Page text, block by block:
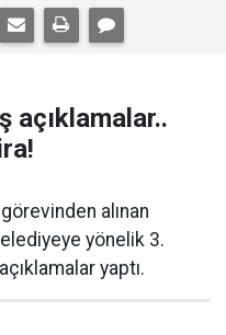
açıklamalar..
alınan
yönelik 3.
yaptı.